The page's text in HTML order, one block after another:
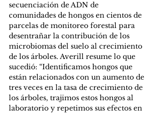
secuenciación de ADN de
comunidades de hongos en cientos de
parcelas de monitoreo forestal para
desentrañar la contribución de los
microbiomas del suelo al crecimiento
de los árboles. Averill resume lo que
sucedió: “Identificamos hongos que
están relacionados con un aumento de
tres veces en la tasa de crecimiento de
los árboles, trajimos estos hongos al
laboratorio y repetimos sus efectos en